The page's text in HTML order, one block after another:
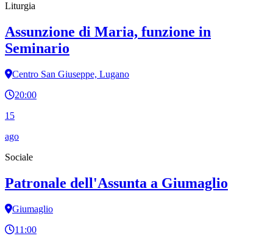
Liturgia
Assunzione di Maria, funzione in
Seminario
Centro San Giuseppe, Lugano
20:00
15
ago
Sociale
Patronale dell'Assunta a Giumaglio
Giumaglio
11:00